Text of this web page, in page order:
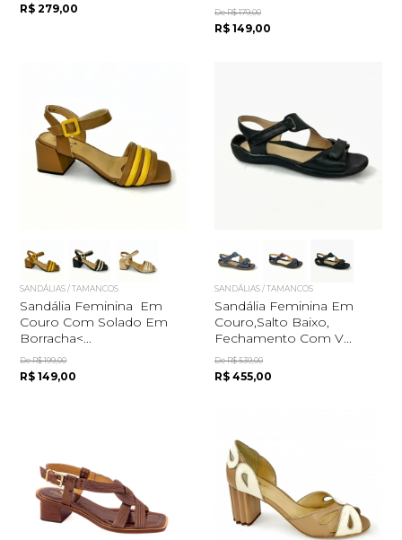
R$ 279,00 De R$ 179,00
R$ 149,00
SANDÁLIAS / TAMANCOS
Sandália Feminina Em
Couro Com Solado Em
Borracha<...
De R$ 199,00
R$ 149,00
SANDÁLIAS / TAMANCOS
Sandália Feminina Em
Couro,salto Baixo,
Fechamento Com V...
De R$ 539,00
R$ 455,00